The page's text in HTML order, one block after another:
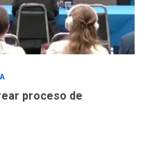
proceso de